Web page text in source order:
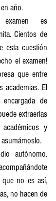
año.
es
Cientos de
esta cuestión
el examen!
que entre
academias. El
de
extraerlas
y
autónomo.
no es así,
no hacen de